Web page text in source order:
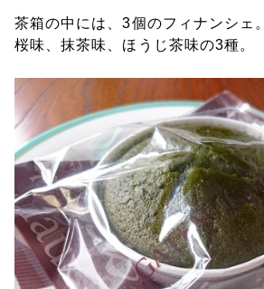
茶箱の中には、3個のフィナンシェ。
桜味、抹茶味、ほうじ茶味の3種。